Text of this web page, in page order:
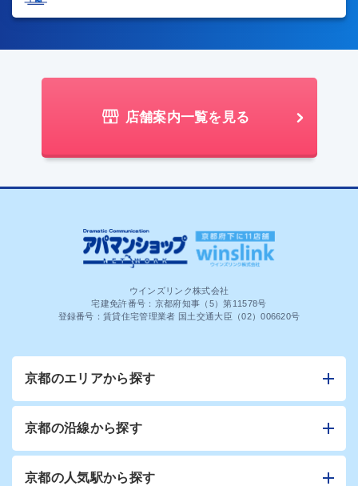
店舗案内一覧を見る
ウインズリンク株式会社
宅建免許番号：京都府知事（5）第11578号
登録番号：賃貸住宅管理業者 国土交通大臣（02）006620号
京都のエリアから探す
京都の沿線から探す
京都の人気駅から探す